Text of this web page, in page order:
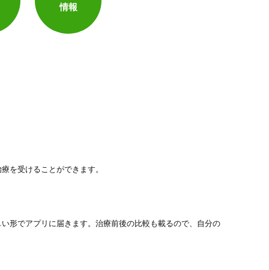
情報
を受けることができます。
形でアプリに届きます。治療前後の比較も載るので、自分の